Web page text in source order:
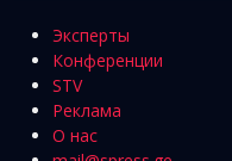
Эксперты
Конференции
STV
Реклама
О нас